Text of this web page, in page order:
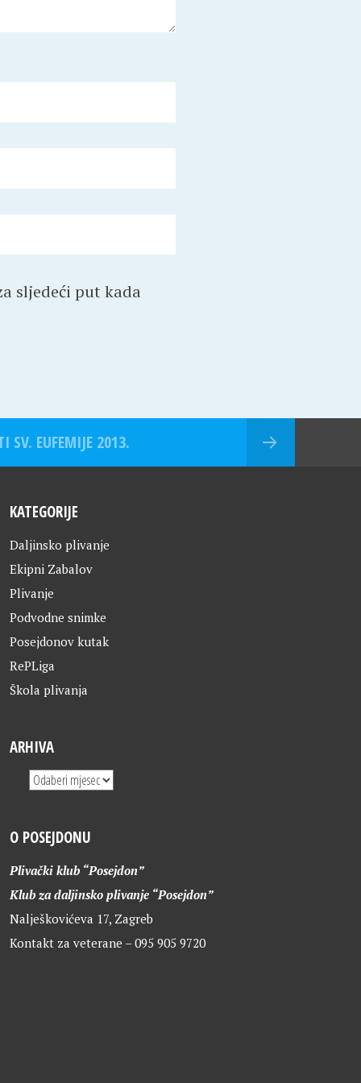
sljedeći put kada
SV. EUFEMIJE 2013.
KATEGORIJE
Daljinsko plivanje
Ekipni Zabalov
Plivanje
Podvodne snimke
Posejdonov kutak
RePLiga
Škola plivanja
ARHIVA
O POSEJDONU
Plivački klub “Posejdon”
Klub za daljinsko plivanje “Posejdon”
Nalješkovićeva 17, Zagreb
Kontakt za veterane – 095 905 9720